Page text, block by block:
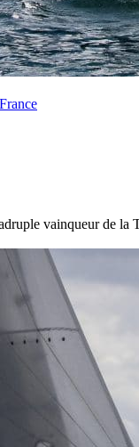
vainqueur de la